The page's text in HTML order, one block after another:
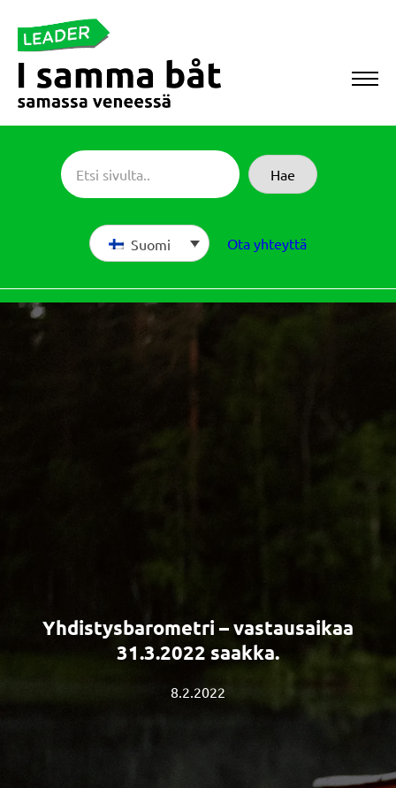
suoraan
sisältöön
Sameboat
Hae
Ota yhteyttä
Suomi
Yhdistysbarometri – vastausaikaa
31.3.2022 saakka.
8.2.2022